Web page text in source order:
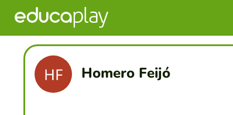
Homero Feijó